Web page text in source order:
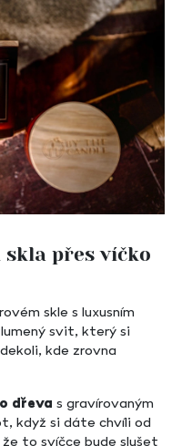
přes víčko
skle s luxusním
svit, který si
kde zrovna
dřeva s gravírovaným
když si dáte chvíli od
to svíčce bude slušet